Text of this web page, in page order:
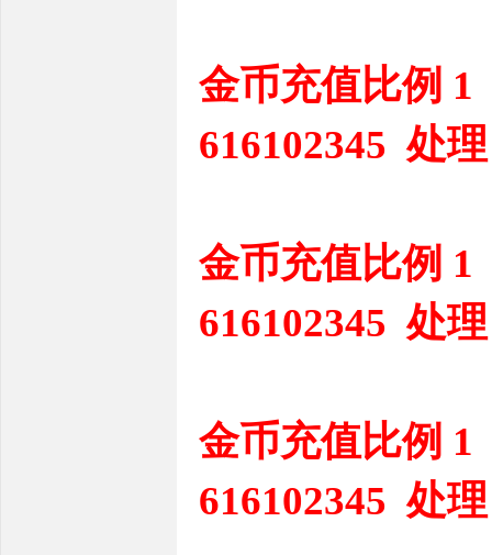
金币充值比例
616102345 处理
金币充值比例
616102345 处理
金币充值比例
616102345 处理